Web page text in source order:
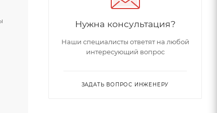
Нужна консультация?
Наши специалисты ответят на любой
интересующий вопрос
ЗАДАТЬ ВОПРОС ИНЖЕНЕРУ